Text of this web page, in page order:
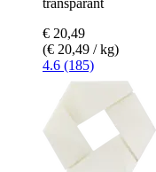
€ 20,49
(€ 20,49 / kg)
4.6 (185)